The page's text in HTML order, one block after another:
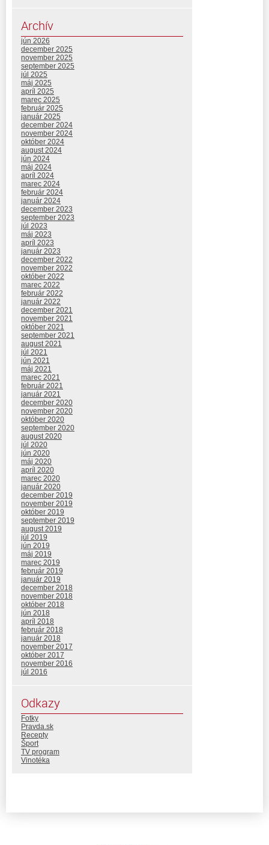
Archív
jún 2026
december 2025
november 2025
september 2025
júl 2025
máj 2025
apríl 2025
marec 2025
február 2025
január 2025
december 2024
november 2024
október 2024
august 2024
jún 2024
máj 2024
apríl 2024
marec 2024
február 2024
január 2024
december 2023
september 2023
júl 2023
máj 2023
apríl 2023
január 2023
december 2022
november 2022
október 2022
marec 2022
február 2022
január 2022
december 2021
november 2021
október 2021
september 2021
august 2021
júl 2021
jún 2021
máj 2021
marec 2021
február 2021
január 2021
december 2020
november 2020
október 2020
september 2020
august 2020
júl 2020
jún 2020
máj 2020
apríl 2020
marec 2020
január 2020
december 2019
november 2019
október 2019
september 2019
august 2019
júl 2019
jún 2019
máj 2019
marec 2019
február 2019
január 2019
december 2018
november 2018
október 2018
jún 2018
apríl 2018
február 2018
január 2018
november 2017
október 2017
november 2016
júl 2016
Odkazy
Fotky
Pravda.sk
Recepty
Šport
TV program
Vinotéka